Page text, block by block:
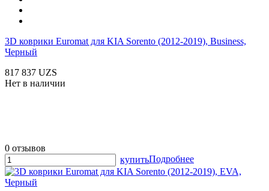
3D коврики Euromat для KIA Sorento (2012-2019), Business,
Черный
817 837 UZS
Нет в наличии
0 отзывов
купитьПодробнее